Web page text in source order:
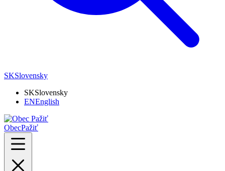
SKSlovensky
SKSlovensky
ENEnglish
ObecPažiť